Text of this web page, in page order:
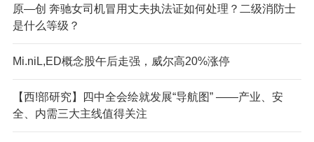
原—创 奔驰女司机冒用丈夫执法证如何处理？二级消防士
是什么等级？
Mi.niL,ED概念股午后走强，威尔高20%涨停
【西!部研究】四中全会绘就发展“导航图” ——产业、安
全、内需三大主线值得关注